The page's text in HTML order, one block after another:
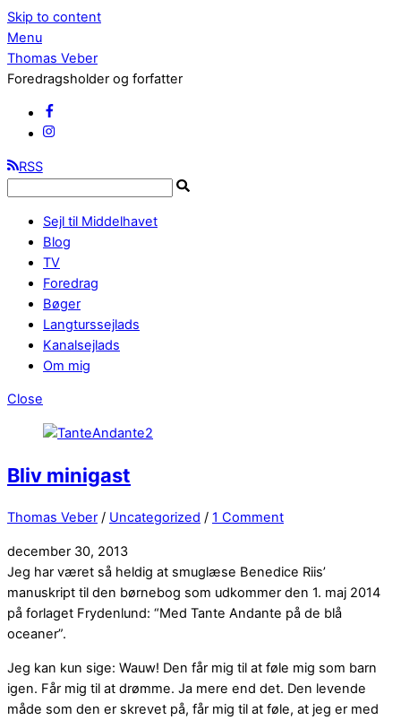
Skip to content
Menu
Thomas Veber
Foredragsholder og forfatter
RSS
Sejl til Middelhavet
Blog
TV
Foredrag
Bøger
Langturssejlads
Kanalsejlads
Om mig
Close
Bliv minigast
Thomas Veber / Uncategorized / 1 Comment
december 30, 2013
Jeg har været så heldig at smuglæse Benedice Riis’
manuskript til den børnebog som udkommer den 1. maj 2014
på forlaget Frydenlund: “Med Tante Andante på de blå
oceaner”.
Jeg kan kun sige: Wauw! Den får mig til at føle mig som barn
igen. Får mig til at drømme. Ja mere end det. Den levende
måde som den er skrevet på, får mig til at føle, at jeg er med